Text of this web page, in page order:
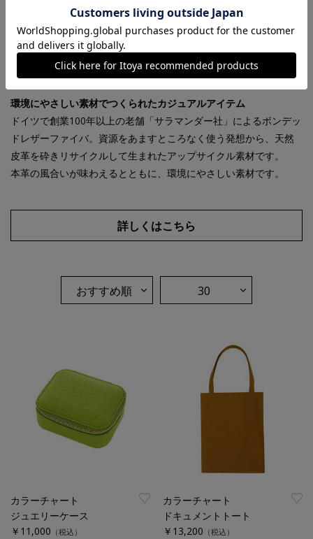
ボンデッドレザーファイバ
Bonded leather fibre
環境にやさしい素材でつくられたカジュアルアイテム
ドイツで創業100年以上の老舗「サラマンダー社」によるボンデッ
ドレザーファイバ。資源をあますところなく使う発想から、天然
皮革を砕きリサイクルして生まれたアップサイクル素材です。
本革の風合いが味わえるとともに、環境にやさしい素材です。
詳しくはこちら
おすすめ順 30
カラーチャート
ジュエリーケース
￥11,000 （税込）
カラーチャート
ドキュメントトート
￥13,200 （税込）